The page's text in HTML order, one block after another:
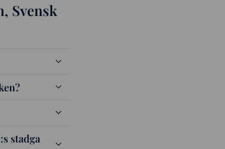
Svensk
stadga